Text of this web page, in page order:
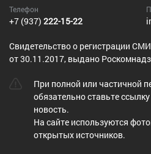
Телефон
+7 (937) 222-15-22
Cвидетельство о регистрации
от 30.11.2017, выдано
При полной или частичной
обязательно ставьте
новость.
На сайте используются
открытых источников.